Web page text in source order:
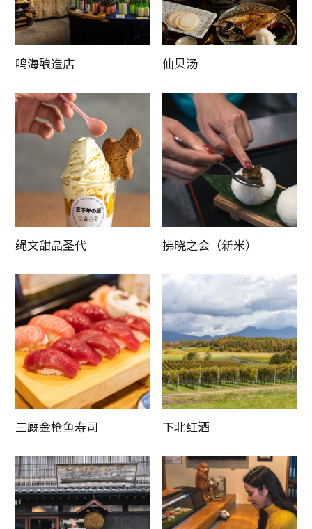
鸣海酿造店 仙贝汤
绳文甜品圣代 拂晓之会（新米）
三厩金枪鱼寿司 下北红酒